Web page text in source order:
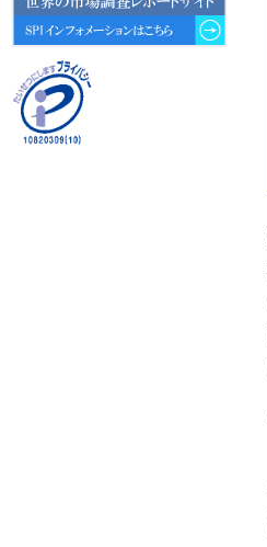
動向 」を発刊しました。
2026年04月30日
4月30日、「2026年版 オンライン
診療サービスの現状と将来展望 」
を発刊しました。